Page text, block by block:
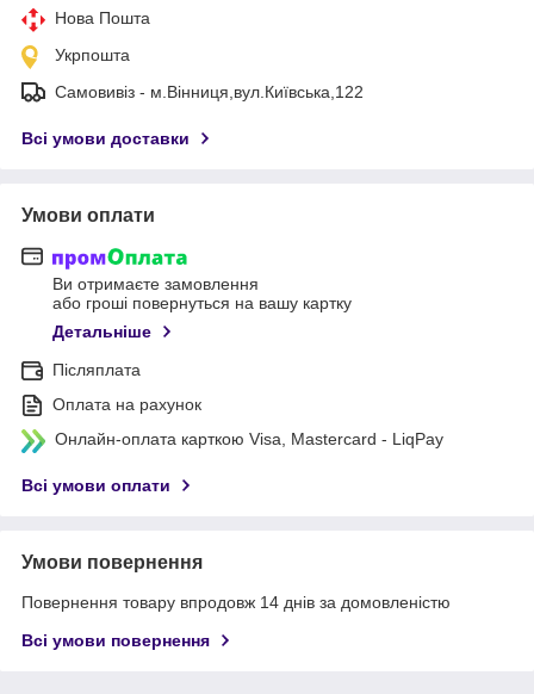
Нова Пошта
Укрпошта
Самовивіз - м.Вінниця,вул.Київська,122
Всі умови доставки
Умови оплати
Ви отримаєте замовлення
або гроші повернуться на вашу картку
Детальніше
Післяплата
Оплата на рахунок
Онлайн-оплата карткою Visa, Mastercard - LiqPay
Всі умови оплати
Умови повернення
Повернення товару впродовж 14 днів за домовленістю
Всі умови повернення